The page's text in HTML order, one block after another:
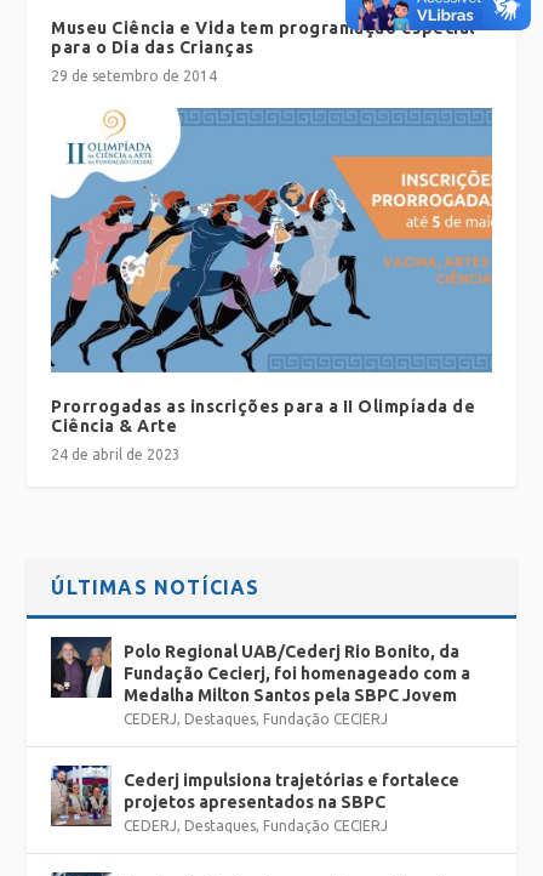
Museu Ciência e Vida tem programação especial
para o Dia das Crianças
29 de setembro de 2014
Prorrogadas as inscrições para a II Olimpíada de
Ciência & Arte
24 de abril de 2023
ÚLTIMAS NOTÍCIAS
Polo Regional UAB/Cederj Rio Bonito, da
Fundação Cecierj, foi homenageado com a
Medalha Milton Santos pela SBPC Jovem
CEDERJ, Destaques, Fundação CECIERJ
Cederj impulsiona trajetórias e fortalece
projetos apresentados na SBPC
CEDERJ, Destaques, Fundação CECIERJ